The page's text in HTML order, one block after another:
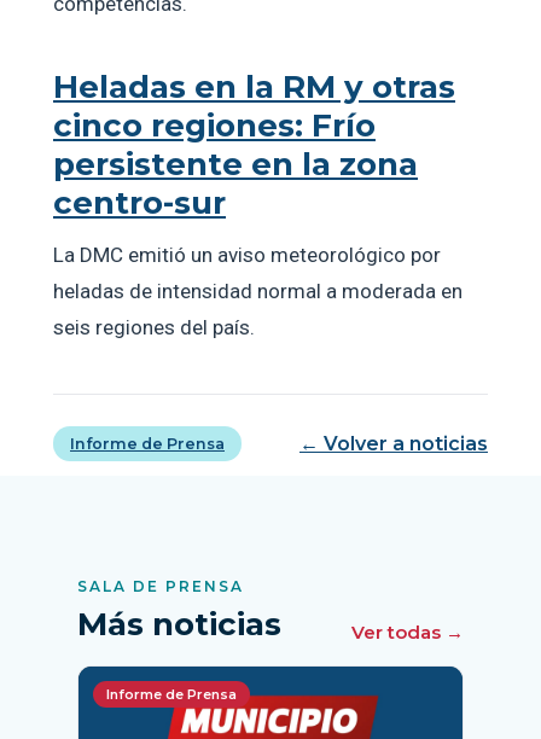
Heladas en la RM y otras
cinco regiones: Frío
persistente en la zona
centro-sur
La DMC emitió un aviso meteorológico por
heladas de intensidad normal a moderada en
seis regiones del país.
Informe de Prensa ← Volver a noticias
SALA DE PRENSA
Más noticias Ver todas →
Informe de Prensa